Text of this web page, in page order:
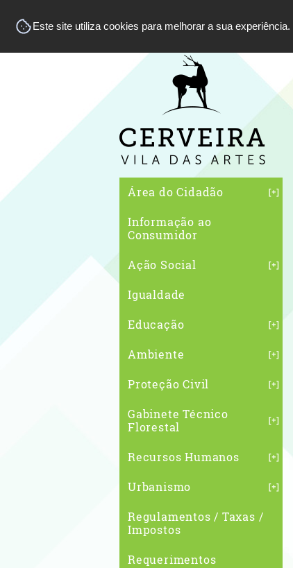
Este site utiliza cookies para melhorar a sua experiência.
Área do Cidadão
Informação ao
Consumidor
Ação Social
Igualdade
Educação
Ambiente
Proteção Civil
Gabinete Técnico
Florestal
Recursos Humanos
Urbanismo
Regulamentos / Taxas /
Impostos
Requerimentos